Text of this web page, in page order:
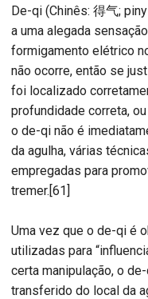
De-qi (Chinês: 得气;
a uma alegada
formigamento elétrico
não ocorre, então se
foi localizado
profundidade correta,
o de-qi não é
da agulha, várias
empregadas para
tremer.[61]
Uma vez que o de-qi é
utilizadas para
certa manipulação, o
transferido do local da